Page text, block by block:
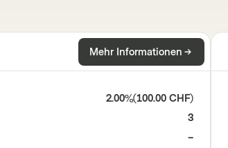
Mehr Informationen
2.00%(100.00 CHF)
3
–